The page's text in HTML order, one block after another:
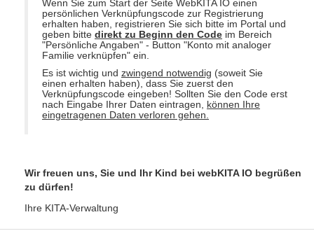
Wenn Sie zum Start der Seite WebKITA IO einen
persönlichen Verknüpfungscode zur Registrierung
erhalten haben, registrieren Sie sich bitte im Portal und
geben bitte direkt zu Beginn den Code im Bereich
"Persönliche Angaben" - Button "Konto mit analoger
Familie verknüpfen" ein.
Es ist wichtig und zwingend notwendig (soweit Sie
einen erhalten haben), dass Sie zuerst den
Verknüpfungscode eingeben! Sollten Sie den Code erst
nach Eingabe Ihrer Daten eintragen, können Ihre
eingetragenen Daten verloren gehen.
Wir freuen uns, Sie und Ihr Kind bei webKITA IO begrüßen
zu dürfen!
Ihre KITA-Verwaltung